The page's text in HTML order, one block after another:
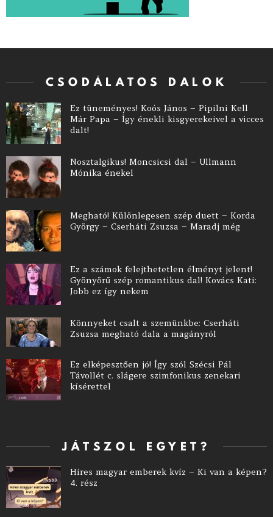
CSODÁLATOS DALOK
Ez tüneményes! Koós János – Pipilni Kell
Már Papa – Így énekli kisgyerekeivel a vicces
dalt!
Nosztalgikus! Moncsicsi dal – Ullmann
Mónika énekel
Megható! Különlegesen szép duett – Korda
György – Cserháti Zsuzsa – Maradj még
Ez a számok felejthetetlen élményt jelent!
Gyönyörű szép romantikus dal! Kovács Kati:
Jobb ez így nekem
Könnyeket csalt a szemünkbe: Cserháti
Zsuzsa megható dala a magányról
Ez elképesztően jó! Így szól Szécsi Pál
Távollét c. slágere szimfonikus zenekari
kísérettel
JÁTSZOL EGYET?
Híres magyar emberek kvíz – Ki van a képen?
4. rész